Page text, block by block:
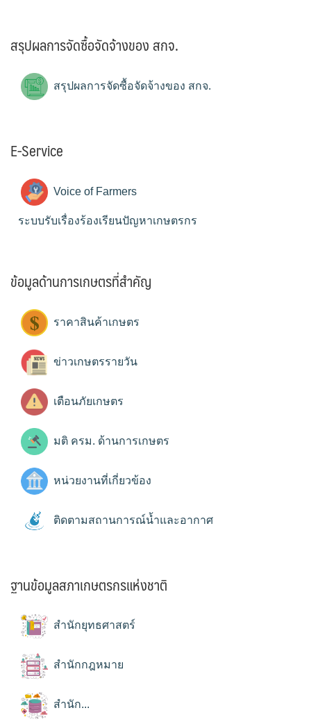
สรุปผลการจัดซื้อจัดจ้างของ สกจ.
สรุปผลการจัดซื้อจัดจ้างของ สกจ.
E-Service
Voice of Farmers
ระบบรับเรื่องร้องเรียนปัญหาเกษตรกร
ข้อมูลด้านการเกษตรที่สำคัญ
ราคาสินค้าเกษตร
ข่าวเกษตรรายวัน
เตือนภัยเกษตร
มติ ครม. ด้านการเกษตร
หน่วยงานที่เกี่ยวข้อง
ติดตามสถานการณ์น้ำและอากาศ
ฐานข้อมูลสภาเกษตรกรแห่งชาติ
สำนักยุทธศาสตร์
สำนักกฎหมาย
สำนัก...